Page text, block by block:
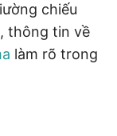
chiếu
thông tin về
làm rõ trong